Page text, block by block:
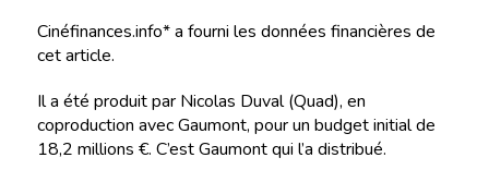
Cinéfinances.info* a fourni les données financières de
cet article.
Il a été produit par Nicolas Duval (Quad), en
coproduction avec Gaumont, pour un budget initial de
18,2 millions €. C’est Gaumont qui l’a distribué.